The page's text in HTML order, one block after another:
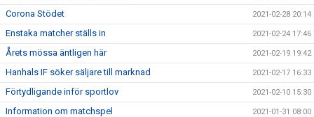
Corona Stödet 2021-02-28 20:14
Enstaka matcher ställs in 2021-02-24 17:46
Årets mössa äntligen här 2021-02-19 19:42
Hanhals IF söker säljare till marknad 2021-02-17 16:33
Förtydligande inför sportlov 2021-02-10 15:30
Information om matchspel 2021-01-31 08:00